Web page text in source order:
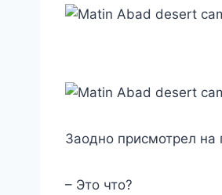
Заодно присмотрел на
– Это что?